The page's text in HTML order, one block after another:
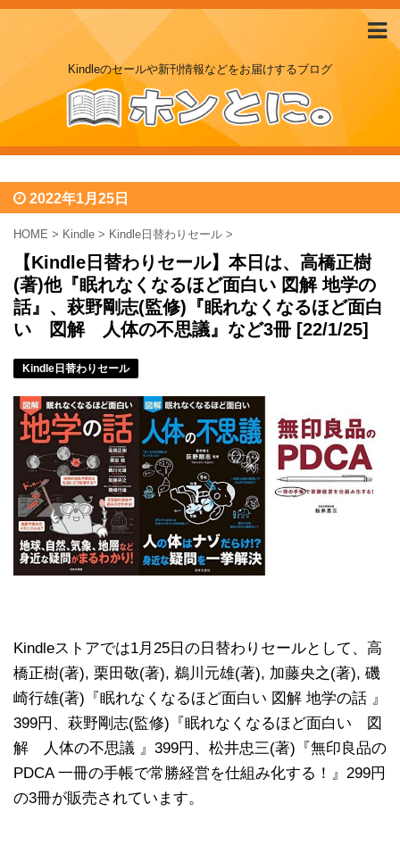
Kindleのセールや新刊情報などをお届けするブログ
2022年1月25日
HOME > Kindle > Kindle日替わりセール >
【Kindle日替わりセール】本日は、高橋正樹
(著)他『眠れなくなるほど面白い 図解 地学の
話』、萩野剛志(監修)『眠れなくなるほど面白
い 図解 人体の不思議』など3冊 [22/1/25]
Kindle日替わりセール
Kindleストアでは1月25日の日替わりセールとして、高
橋正樹(著), 栗田敬(著), 鵜川元雄(著), 加藤央之(著), 磯
崎行雄(著)『眠れなくなるほど面白い 図解 地学の話 』
399円、萩野剛志(監修)『眠れなくなるほど面白い 図
解 人体の不思議 』399円、松井忠三(著)『無印良品の
PDCA 一冊の手帳で常勝経営を仕組み化する！』299円
の3冊が販売されています。